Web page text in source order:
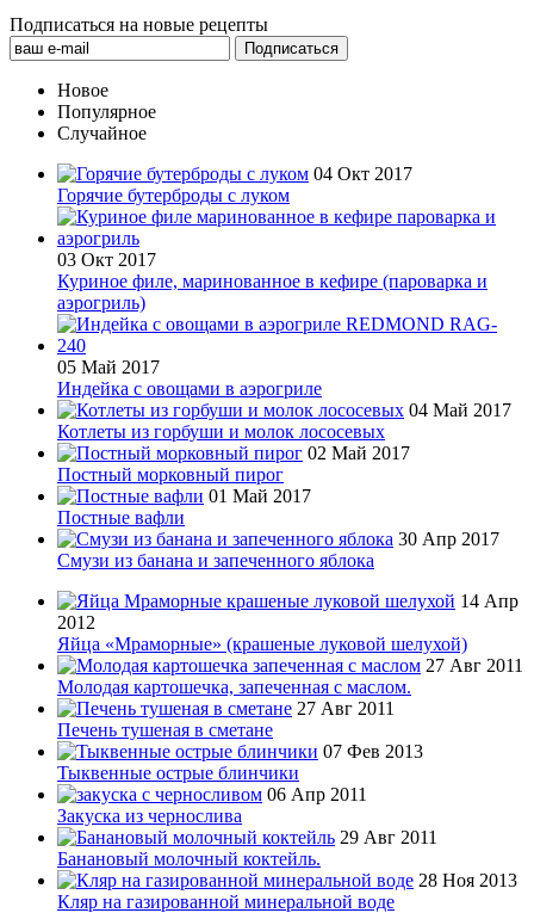
Подписаться на новые рецепты
Новое
Популярное
Случайное
04 Окт 2017
Горячие бутерброды с луком
03 Окт 2017
Куриное филе, маринованное в кефире (пароварка и
аэрогриль)
05 Май 2017
Индейка с овощами в аэрогриле
04 Май 2017
Котлеты из горбуши и молок лососевых
02 Май 2017
Постный морковный пирог
01 Май 2017
Постные вафли
30 Апр 2017
Смузи из банана и запеченного яблока
14 Апр
2012
Яйца «Мраморные» (крашеные луковой шелухой)
27 Авг 2011
Молодая картошечка, запеченная с маслом.
27 Авг 2011
Печень тушеная в сметане
07 Фев 2013
Тыквенные острые блинчики
06 Апр 2011
Закуска из чернослива
29 Авг 2011
Банановый молочный коктейль.
28 Ноя 2013
Кляр на газированной минеральной воде